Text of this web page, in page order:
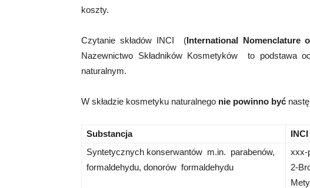
koszty.
Czytanie składów INCI (International Nomenclature
Nazewnictwo Składników Kosmetyków to podstawa
naturalnym.
W składzie kosmetyku naturalnego nie powinno być
Substancja
INCI
Syntetycznych konserwantów m.in. parabenów,
formaldehydu, donorów formaldehydu
xxx-
2-